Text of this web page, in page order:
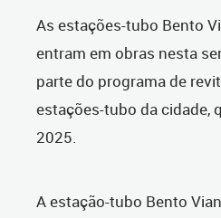
As estações-tubo Bento
entram em obras nesta
parte do programa de
estações-tubo da cidade,
2025.
A estação-tubo Bento